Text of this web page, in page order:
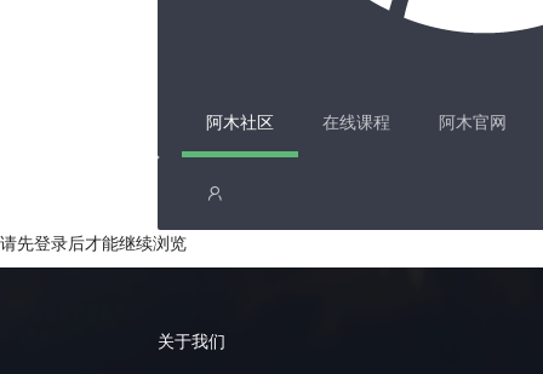
阿木社区 在线课程 阿木官网
请先登录后才能继续浏览
关于我们